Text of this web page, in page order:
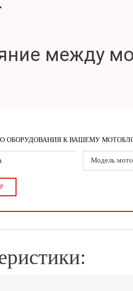
между
ОБОРУДОВАНИЯ К ВАШЕМУ
Модель